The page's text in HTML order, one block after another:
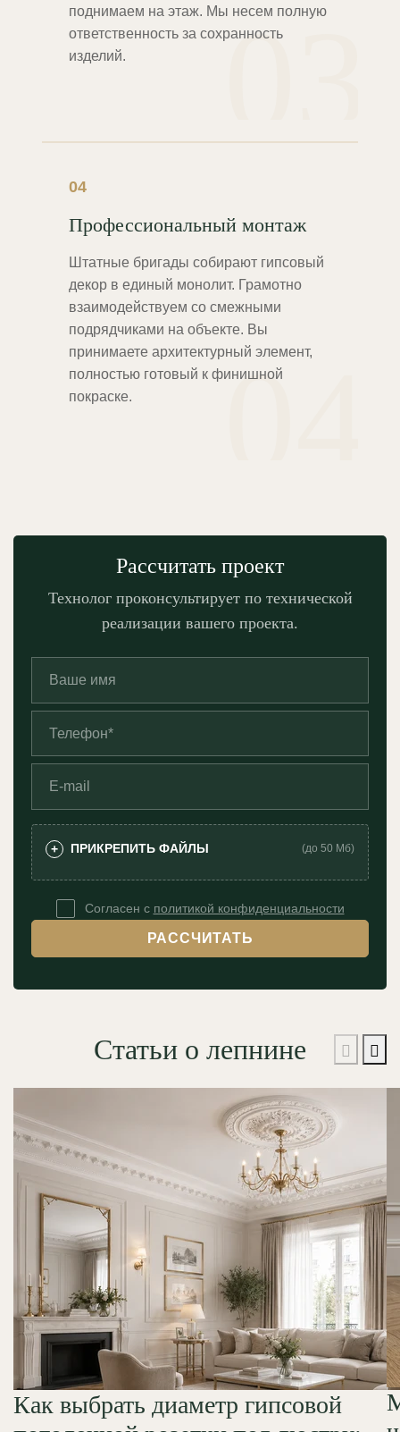
03
поднимаем на этаж. Мы несем полную
ответственность за сохранность
изделий.
04
04
Профессиональный монтаж
Штатные бригады собирают гипсовый
декор в единый монолит. Грамотно
взаимодействуем со смежными
подрядчиками на объекте. Вы
принимаете архитектурный элемент,
полностью готовый к финишной
покраске.
Рассчитать проект
Технолог проконсультирует по технической
реализации вашего проекта.
+ ПРИКРЕПИТЬ ФАЙЛЫ (до 50 Мб)
Согласен с политикой конфиденциальности
РАССЧИТАТЬ
Статьи о лепнине
Как выбрать диаметр гипсовой